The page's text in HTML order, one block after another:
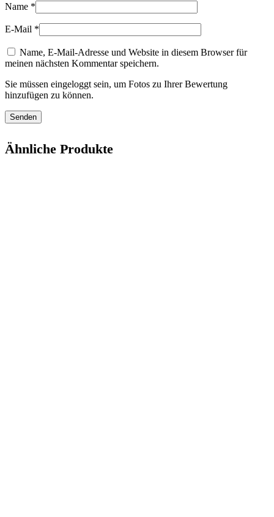
Name *
E-Mail *
Name, E-Mail-Adresse und Website in diesem Browser für
meinen nächsten Kommentar speichern.
Sie müssen eingeloggt sein, um Fotos zu Ihrer Bewertung
hinzufügen zu können.
Ähnliche Produkte